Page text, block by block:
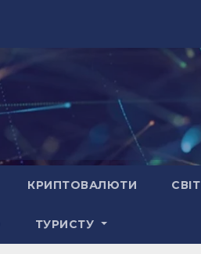
КРИПТОВАЛЮТИ СВІТ
ТУРИСТУ